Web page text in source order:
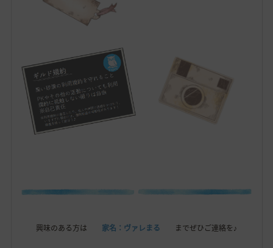
興味のある方は 家名：ヴァレまる までぜひご連絡を♪